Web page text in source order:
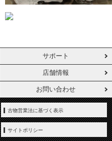
サポート
店舗情報
お問い合わせ
古物営業法に基づく表示
サイトポリシー